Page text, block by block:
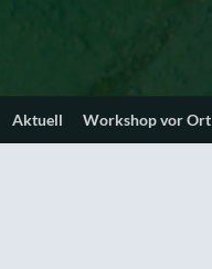
Aktuell Workshop vor Ort